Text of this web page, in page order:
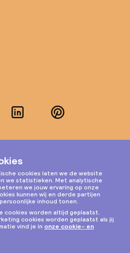
LinkedInPinterest
Instagram